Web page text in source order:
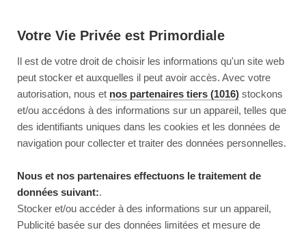
Votre Vie Privée est Primordiale
Il est de votre droit de choisir les informations qu'un site web
peut stocker et auxquelles il peut avoir accès. Avec votre
autorisation, nous et nos partenaires tiers (1016) stockons
et/ou accédons à des informations sur un appareil, telles que
des identifiants uniques dans les cookies et les données de
navigation pour collecter et traiter des données personnelles.
Nous et nos partenaires effectuons le traitement de
données suivant:.
Stocker et/ou accéder à des informations sur un appareil,
Publicité basée sur des données limitées et mesure de